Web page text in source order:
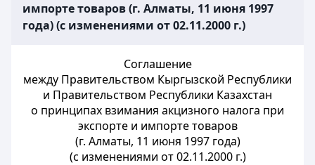
импорте товаров (г. Алматы, 11 июня 1997
года) (с изменениями от 02.11.2000 г.)
Соглашение
между Правительством Кыргызской Республики
и Правительством Республики Казахстан
о принципах взимания акцизного налога при
экспорте и импорте товаров
(г. Алматы, 11 июня 1997 года)
(с изменениями от 02.11.2000 г.)